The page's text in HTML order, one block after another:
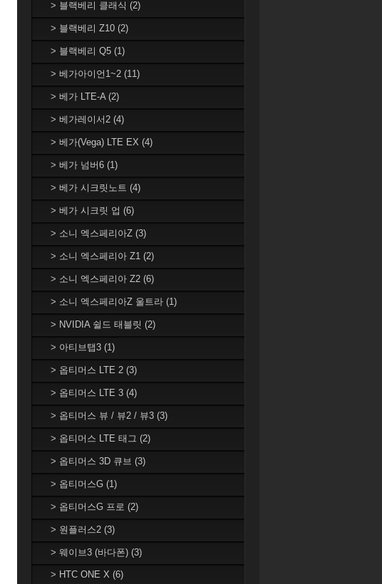
> 블랙베리 클래식 (2)
> 블랙베리 Z10 (2)
> 블랙베리 Q5 (1)
> 베가아이언1~2 (11)
> 베가 LTE-A (2)
> 베가레이서2 (4)
> 베가(Vega) LTE EX (4)
> 베가 넘버6 (1)
> 베가 시크릿노트 (4)
> 베가 시크릿 업 (6)
> 소니 엑스페리아Z (3)
> 소니 엑스페리아 Z1 (2)
> 소니 엑스페리아 Z2 (6)
> 소니 엑스페리아Z 울트라 (1)
> NVIDIA 쉴드 태블릿 (2)
> 아티브탭3 (1)
> 옵티머스 LTE 2 (3)
> 옵티머스 LTE 3 (4)
> 옵티머스 뷰 / 뷰2 / 뷰3 (3)
> 옵티머스 LTE 태그 (2)
> 옵티머스 3D 큐브 (3)
> 옵티머스G (1)
> 옵티머스G 프로 (2)
> 원플러스2 (3)
> 웨이브3 (바다폰) (3)
> HTC ONE X (6)